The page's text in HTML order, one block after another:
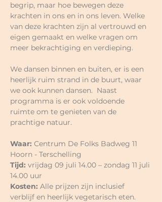
begrip, maar hoe bewegen deze
krachten in ons en in ons leven. Welke
van deze krachten zijn al vertrouwd en
eigen gemaakt en welke vragen om
meer bekrachtiging en verdieping.
We dansen binnen en buiten, er is een
heerlijk ruim strand in de buurt, waar
we ook kunnen dansen.  Naast
programma is er ook voldoende
ruimte om te genieten van de
prachtige natuur.
Waar: Centrum De Folks Badweg 11
Hoorn - Terschelling
Tijd: vrijdag 09 juli 14.00 – zondag 11 juli
14.00 uur
Kosten: Alle prijzen zijn inclusief
verblijf en heerlijk vegetarisch eten.